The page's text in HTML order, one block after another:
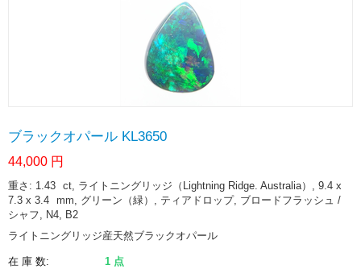
ブラックオパール KL3650
44,000 円
重さ: 1.43 ct, ライトニングリッジ（Lightning Ridge. Australia）, 9.4 x
7.3 x 3.4 mm, グリーン（緑）, ティアドロップ, ブロードフラッシュ /
シャフ, N4, B2
ライトニングリッジ産天然ブラックオパール
在 庫 数: 1 点